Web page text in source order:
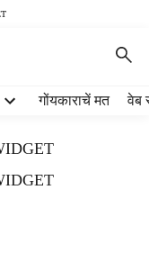
गोंयकाराचें मत वेब